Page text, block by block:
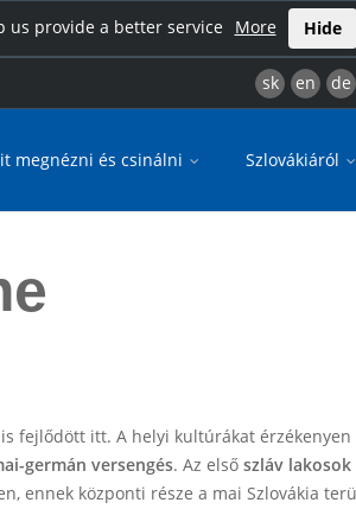
us provide a better service More Hide
sk en de
megnézni és csinálni Szlovákiáról
fejlődött itt. A helyi kultúrákat
germán versengés. Az első szláv lakosok
ennek központi része a mai Szlovákia